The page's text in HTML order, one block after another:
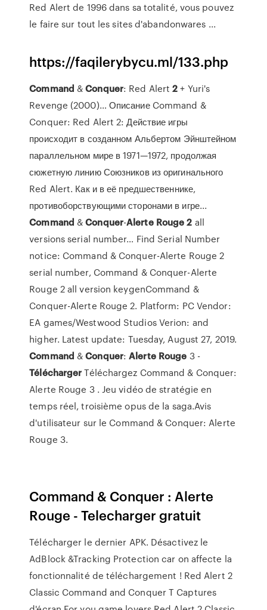
Red Alert de 1996 dans sa totalité, vous pouvez
le faire sur tout les sites d'abandonwares ...
https://faqilerybycu.ml/133.php
Command &Conquer: Red Alert2+ Yuri's
Revenge (2000)… Описание Command &
Conquer: Red Alert 2: Действие игры
происходит в созданном Альбертом Эйнштейном
параллельном мире в 1971—1972, продолжая
сюжетную линию Союзников из оригинального
Red Alert. Как и в её предшественнике,
противоборствующими сторонами в игре...
Command &Conquer-Alerte Rouge 2 all
versions serial number… Find Serial Number
notice: Command & Conquer-Alerte Rouge 2
serial number, Command & Conquer-Alerte
Rouge 2 all version keygenCommand &
Conquer-Alerte Rouge 2. Platform: PC Vendor:
EA games/Westwood Studios Verion: and
higher. Latest update: Tuesday, August 27, 2019.
Command &Conquer:Alerte Rouge 3 -
TéléchargerTéléchargez Command & Conquer:
Alerte Rouge 3 . Jeu vidéo de stratégie en
temps réel, troisième opus de la saga.Avis
d'utilisateur sur le Command & Conquer: Alerte
Rouge 3.
Command & Conquer : Alerte
Rouge - Telecharger gratuit
Télécharger le dernier APK. Désactivez le
AdBlock &Tracking Protection car on affecte la
fonctionnalité de téléchargement ! Red Alert 2
Classic Command and Conquer T Captures